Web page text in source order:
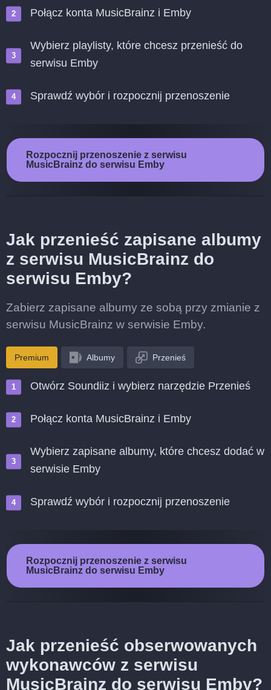
Połącz konta MusicBrainz i Emby
Wybierz playlisty, które chcesz przenieść do
serwisu Emby
Sprawdź wybór i rozpocznij przenoszenie
Rozpocznij przenoszenie z serwisu
MusicBrainz do serwisu Emby
Jak przenieść zapisane albumy
z serwisu MusicBrainz do
serwisu Emby?
Zabierz zapisane albumy ze sobą przy zmianie z
serwisu MusicBrainz w serwisie Emby.
Premium Albumy Przenieś
Otwórz Soundiiz i wybierz narzędzie Przenieś
Połącz konta MusicBrainz i Emby
Wybierz zapisane albumy, które chcesz dodać w
serwisie Emby
Sprawdź wybór i rozpocznij przenoszenie
Rozpocznij przenoszenie z serwisu
MusicBrainz do serwisu Emby
Jak przenieść obserwowanych
wykonawców z serwisu
MusicBrainz do serwisu Emby?